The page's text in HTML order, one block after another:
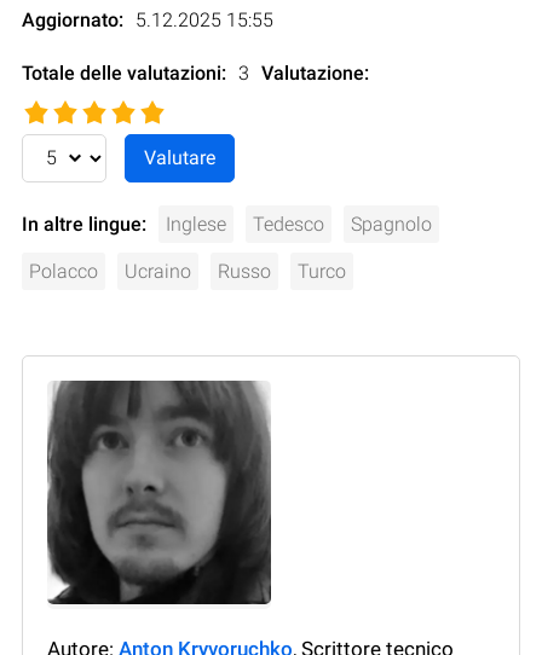
Aggiornato: 5.12.2025 15:55
Totale delle valutazioni: 3 Valutazione:
In altre lingue: Inglese Tedesco Spagnolo
Polacco Ucraino Russo Turco
Autore: Anton Kryvoruchko, Scrittore tecnico